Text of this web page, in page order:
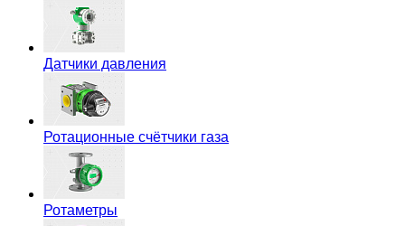
Датчики давления
Ротационные счётчики газа
Ротаметры